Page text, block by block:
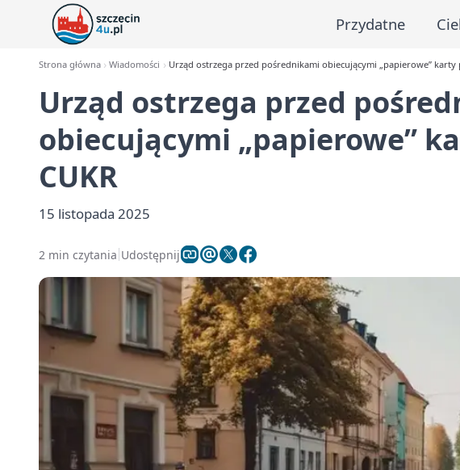
Przydatne
Strona główna Wiadomości Urząd ostrzega przed pośrednikami obiecującymi „papierowe” karty
Urząd ostrzega przed
obiecującymi „papierowe”
CUKR
15 listopada 2025
2 min czytania Udostępnij